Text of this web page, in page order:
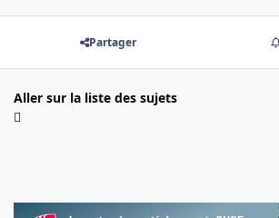
Partager
Aller sur la liste des sujets